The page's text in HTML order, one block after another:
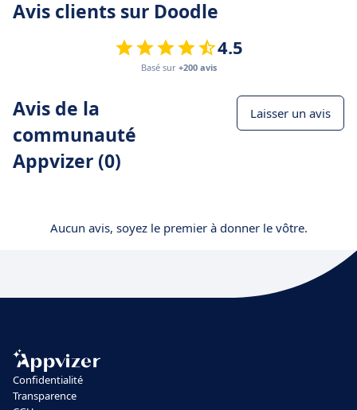
Avis clients sur Doodle
4.5
Basé sur +200 avis
Avis de la
communauté
Appvizer (0)
Laisser un avis
Aucun avis, soyez le premier à donner le vôtre.
Confidentialité
Transparence